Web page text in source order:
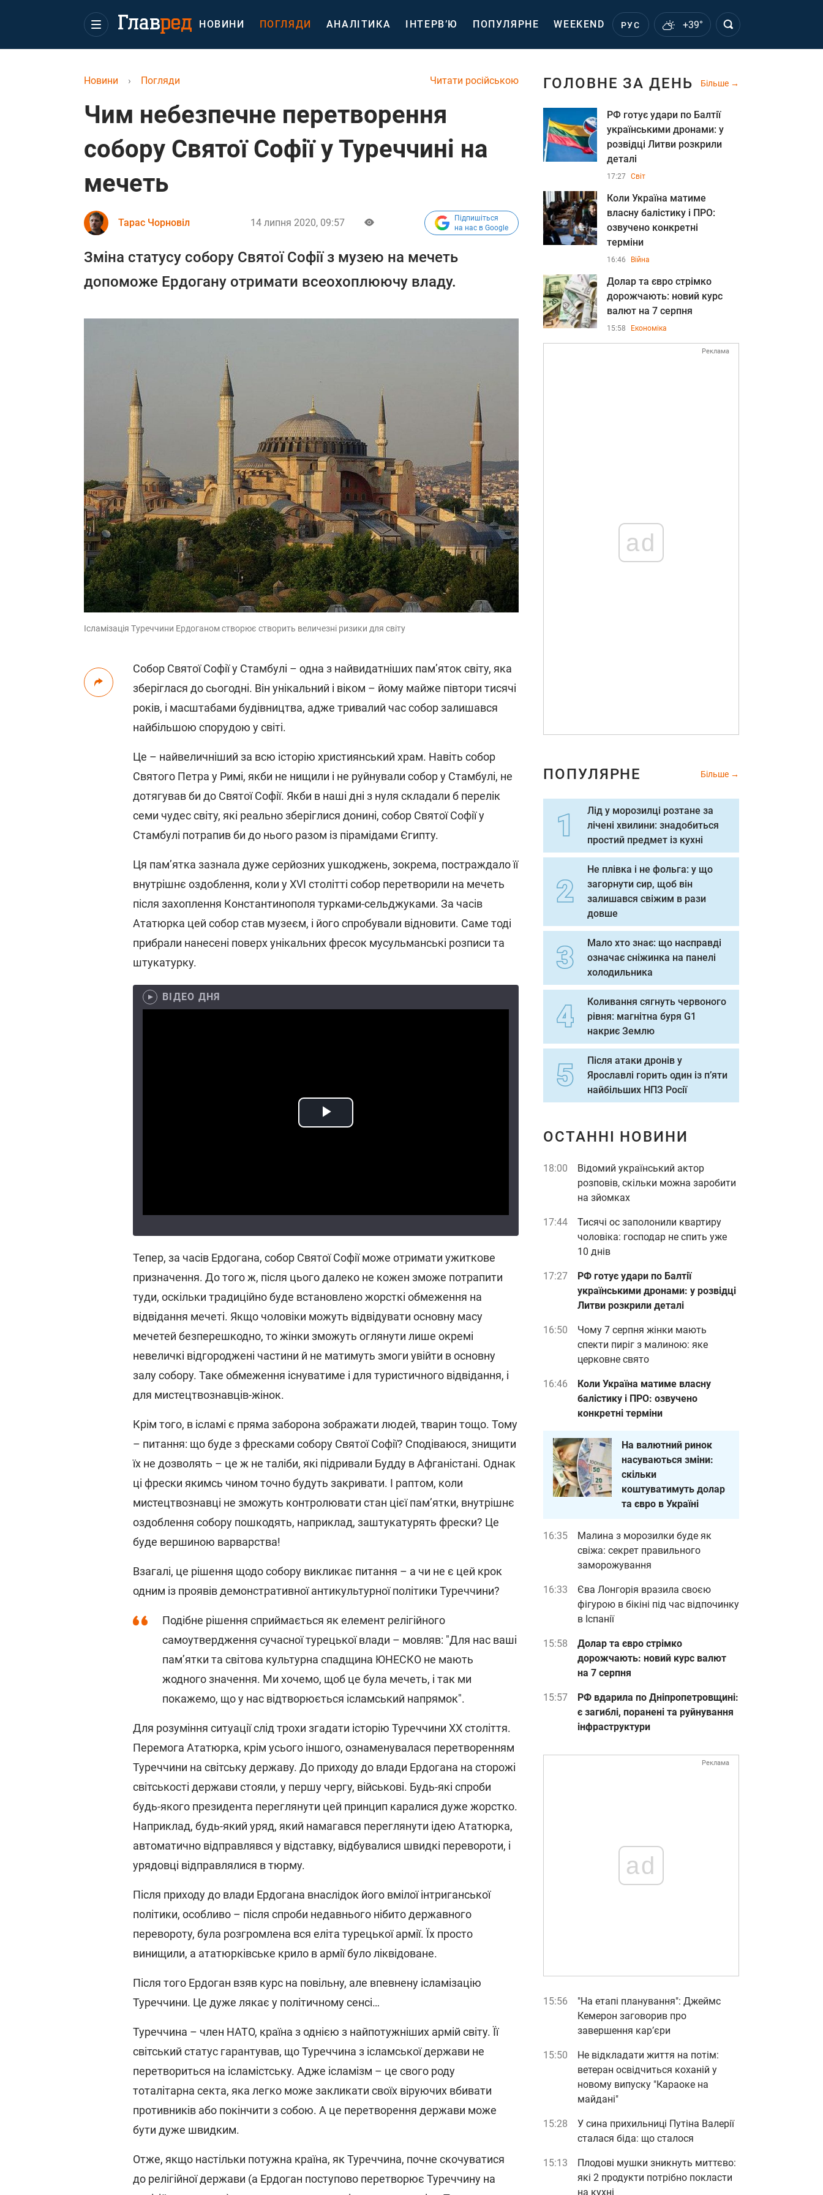
НОВИНИ ПОГЛЯДИ АНАЛІТИКА ІНТЕРВ’Ю ПОПУЛЯРНЕ WEEKEND РУС +39°
Читати російською
Новини › Погляди
Чим небезпечне перетворення
собору Святої Софії у Туреччині на
мечеть
Тарас Чорновіл 14 липня 2020, 09:57
Підпишіться
на нас в Google
Зміна статусу собору Святої Софії з музею на мечеть
допоможе Ердогану отримати всеохоплюючу владу.
Ісламізація Туреччини Ердоганом створює створить величезні ризики для світу
Собор Святої Софії у Стамбулі – одна з найвидатніших пам’яток світу, яка
зберіглася до сьогодні. Він унікальний і віком – йому майже півтори тисячі
років, і масштабами будівництва, адже тривалий час собор залишався
найбільшою спорудою у світі.
Це – найвеличніший за всю історію християнський храм. Навіть собор
Святого Петра у Римі, якби не нищили і не руйнували собор у Стамбулі, не
дотягував би до Святої Софії. Якби в наші дні з нуля складали б перелік
семи чудес світу, які реально зберіглися донині, собор Святої Софії у
Стамбулі потрапив би до нього разом із пірамідами Єгипту.
Ця пам’ятка зазнала дуже серйозних ушкоджень, зокрема, постраждало її
внутрішнє оздоблення, коли у XVI столітті собор перетворили на мечеть
після захоплення Константинополя турками-сельджуками. За часів
Ататюрка цей собор став музеєм, і його спробували відновити. Саме тоді
прибрали нанесені поверх унікальних фресок мусульманські розписи та
штукатурку.
ВІДЕО ДНЯ
Тепер, за часів Ердогана, собор Святої Софії може отримати ужиткове
призначення. До того ж, після цього далеко не кожен зможе потрапити
туди, оскільки традиційно буде встановлено жорсткі обмеження на
відвідання мечеті. Якщо чоловіки можуть відвідувати основну масу
мечетей безперешкодно, то жінки зможуть оглянути лише окремі
невеличкі відгороджені частини й не матимуть змоги увійти в основну
залу собору. Таке обмеження існуватиме і для туристичного відвідання, і
для мистецтвознавців-жінок.
Крім того, в ісламі є пряма заборона зображати людей, тварин тощо. Тому
– питання: що буде з фресками собору Святої Софії? Сподіваюся, знищити
їх не дозволять – це ж не таліби, які підривали Будду в Афганістані. Однак
ці фрески якимсь чином точно будуть закривати. І раптом, коли
мистецтвознавці не зможуть контролювати стан цієї пам’ятки, внутрішнє
оздоблення собору пошкодять, наприклад, заштукатурять фрески? Це
буде вершиною варварства!
Взагалі, це рішення щодо собору викликає питання – а чи не є цей крок
одним із проявів демонстративної антикультурної політики Туреччини?
Подібне рішення сприймається як елемент релігійного
самоутвердження сучасної турецької влади – мовляв: "Для нас ваші
пам’ятки та світова культурна спадщина ЮНЕСКО не мають
жодного значення. Ми хочемо, щоб це була мечеть, і так ми
покажемо, що у нас відтворюється ісламський напрямок".
Для розуміння ситуації слід трохи згадати історію Туреччини ХХ століття.
Перемога Ататюрка, крім усього іншого, ознаменувалася перетворенням
Туреччини на світську державу. До приходу до влади Ердогана на сторожі
світськості держави стояли, у першу чергу, військові. Будь-які спроби
будь-якого президента переглянути цей принцип каралися дуже жорстко.
Наприклад, будь-який уряд, який намагався переглянути ідею Ататюрка,
автоматично відправлявся у відставку, відбувалися швидкі перевороти, і
урядовці відправлялися в тюрму.
Після приходу до влади Ердогана внаслідок його вмілої інтриганської
політики, особливо – після спроби недавнього нібито державного
перевороту, була розгромлена вся еліта турецької армії. Їх просто
винищили, а ататюрківське крило в армії було ліквідоване.
Після того Ердоган взяв курс на повільну, але впевнену ісламізацію
Туреччини. Це дуже лякає у політичному сенсі…
Туреччина – член НАТО, країна з однією з найпотужніших армій світу. Її
світський статус гарантував, що Туреччина з ісламської держави не
перетвориться на ісламістську. Адже ісламізм – це свого роду
тоталітарна секта, яка легко може закликати своїх віруючих вбивати
противників або покінчити з собою. А це перетворення держави може
бути дуже швидким.
Отже, якщо настільки потужна країна, як Туреччина, почне скочуватися
до релігійної держави (а Ердоган поступово перетворює Туреччину на
ГОЛОВНЕ ЗА ДЕНЬ Більше
РФ готує удари по Балтії
українськими дронами: у
розвідці Литви розкрили
деталі
17:27 Світ
Коли Україна матиме
власну балістику і ПРО:
озвучено конкретні
терміни
16:46 Війна
Долар та євро стрімко
дорожчають: новий курс
валют на 7 серпня
15:58 Економіка
Реклама
ad
ПОПУЛЯРНЕ Більше
Лід у морозилці розтане за
лічені хвилини: знадобиться
простий предмет із кухні
Не плівка і не фольга: у що
загорнути сир, щоб він
залишався свіжим в рази
довше
Мало хто знає: що насправді
означає сніжинка на панелі
холодильника
Коливання сягнуть червоного
рівня: магнітна буря G1
накриє Землю
Після атаки дронів у
Ярославлі горить один із п’яти
найбільших НПЗ Росії
ОСТАННІ НОВИНИ
18:00
Відомий український актор
розповів, скільки можна заробити
на зйомках
17:44
Тисячі ос заполонили квартиру
чоловіка: господар не спить уже
10 днів
17:27
РФ готує удари по Балтії
українськими дронами: у розвідці
Литви розкрили деталі
16:50
Чому 7 серпня жінки мають
спекти пиріг з малиною: яке
церковне свято
16:46
Коли Україна матиме власну
балістику і ПРО: озвучено
конкретні терміни
На валютний ринок
насуваються зміни:
скільки
коштуватимуть долар
та євро в Україні
16:35
Малина з морозилки буде як
свіжа: секрет правильного
заморожування
16:33
Єва Лонгорія вразила своєю
фігурою в бікіні під час відпочинку
в Іспанії
15:58
Долар та євро стрімко
дорожчають: новий курс валют
на 7 серпня
15:57
РФ вдарила по Дніпропетровщині:
є загиблі, поранені та руйнування
інфраструктури
Реклама
ad
15:56
"На етапі планування": Джеймс
Кемерон заговорив про
завершення кар’єри
15:50
Не відкладати життя на потім:
ветеран освідчиться коханій у
новому випуску "Караоке на
майдані"
15:28
У сина прихильниці Путіна Валерії
сталася біда: що сталося
15:13
Плодові мушки зникнуть миттєво:
які 2 продукти потрібно покласти
на кухні